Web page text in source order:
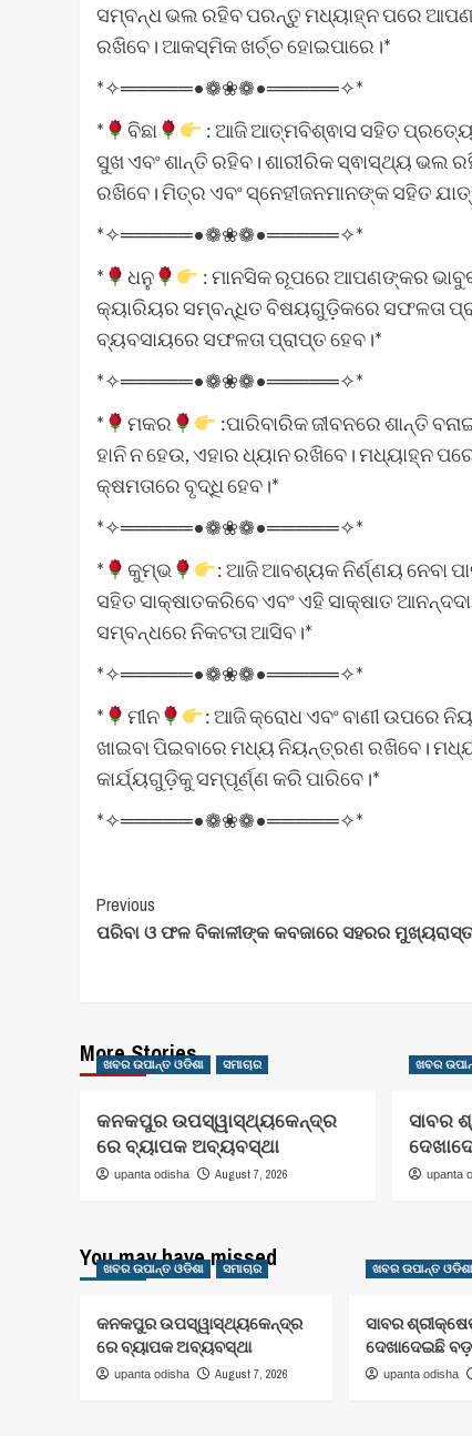
ସମ୍ବନ୍ଧ ଭଲ ରହିବ ପରନ୍ତୁ ମଧ୍ୟାହ୍ନ ପରେ
ରଖିବେ। ଆକସ୍ମିକ ଖର୍ଚ୍ଚ ହୋଇପାରେ।*
*✧═════•❁❀❁•═════✧*
*
ବିଛା
: ଆଜି ଆତ୍ମବିଶ୍ଵାସ ସହିତ
ସୁଖ ଏବଂ ଶାନ୍ତି ରହିବ। ଶାରୀରିକ ସ୍ଵାସ୍ଥ୍ୟ ଭଲ
ରଖିବେ। ମିତ୍ର ଏବଂ ସ୍ନେହୀଜନମାନଙ୍କ ସହିତ
*✧═════•❁❀❁•═════✧*
*
ଧନୁ
: ମାନସିକ ରୂପରେ ଆପଣଙ୍କର
କ୍ୟାରିୟର ସମ୍ବନ୍ଧିତ ବିଷୟଗୁଡ଼ିକରେ ସଫଳତା
ବ୍ୟବସାୟରେ ସଫଳତା ପ୍ରାପ୍ତ ହେବ।*
*✧═════•❁❀❁•═════✧*
*
ମକର
:ପାରିବାରିକ ଜୀବନରେ ଶାନ୍ତି
ହାନି ନ ହେଉ, ଏହାର ଧ୍ୟାନ ରଖିବେ। ମଧ୍ୟାହ୍ନ
କ୍ଷମତାରେ ବୃଦ୍ଧି ହେବ।*
*✧═════•❁❀❁•═════✧*
*
କୁମ୍ଭ
: ଆଜି ଆବଶ୍ୟକ ନିର୍ଣ୍ଣୟ ନେବା
ସହିତ ସାକ୍ଷାତକରିବେ ଏବଂ ଏହି ସାକ୍ଷାତ
ସମ୍ବନ୍ଧରେ ନିକଟତା ଆସିବ।*
*✧═════•❁❀❁•═════✧*
*
ମୀନ
: ଆଜି କ୍ରୋଧ ଏବଂ ବାଣୀ ଉପରେ
ଖାଇବା ପିଇବାରେ ମଧ୍ୟ ନିୟନ୍ତ୍ରଣ ରଖିବେ।
କାର୍ଯ୍ୟଗୁଡ଼ିକୁ ସମ୍ପୂର୍ଣ୍ଣ କରି ପାରିବେ।*
*✧═════•❁❀❁•═════✧*
Post
Navigation
Previous
ପରିବା ଓ ଫଳ ବିକାଳୀଙ୍କ କବଜାରେ ସହରର
More Stories
ଖବର ଉପାନ୍ତ ଓଡିଶା ସମାଚାର
କନକପୁର ଉପସ୍ୱାସ୍ଥ୍ୟକେନ୍ଦ୍ର
ରେ ବ୍ୟାପକ ଅବ୍ୟବସ୍ଥା
upanta odisha August 7, 2026
ଖବର
ସାବର
upanta
You may have missed
ଖବର ଉପାନ୍ତ ଓଡିଶା ସମାଚାର
କନକପୁର ଉପସ୍ୱାସ୍ଥ୍ୟକେନ୍ଦ୍ର
ରେ ବ୍ୟାପକ ଅବ୍ୟବସ୍ଥା
upanta odisha August 7, 2026
ଖବର ଉପାନ୍ତ ଓଡିଶା
ସାବର
ଦେଖାଦେଇଛି
upanta odisha